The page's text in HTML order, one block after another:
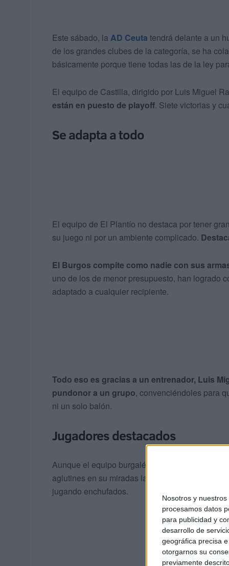
Nosotros y nuestros
procesamos datos
para publicidad y
desarrollo de
geográfica precisa
otorgarnos su
previamente
Este sábado, la AD Ceuta tendrá delante a un
de los grandes clubes de la categoría, se ha
básicamente porque tiene todas las de la ley
El equipo de Castilla, dirigido por Luis Miguel
están en puesto de playoff. Siete victorias y
Se adapta a todo
El equipo de El Plantío no destaca por tener
su juego ni por un ambiente complicado.
El Burgos compite como nadie con sus
uno de los de menor presupuesto, han logrado
adaptado a cualquier recipiente.
Todo eso es gracias a un entrenador, Luis
pundonor a un grupo, convenciéndoles para
ni un solo balón.
Jugadores destacados
Aunque el equipo burgalés no esté repleto de
aglutines en su miradas la luz de los focos, si
jugando enchufados.